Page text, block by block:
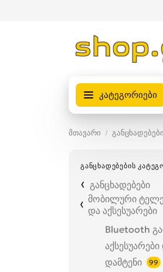
კატეგორიები
მთავარი განცხადებები
ᲒᲐᲜᲪᲮᲐᲓᲔᲑᲔᲑᲘᲡ
განცხადებები
მობილური
და აქსესუარები
დამტენი 99